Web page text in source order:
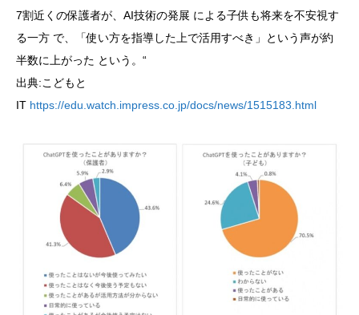
7割近くの保護者が、AI技術の発展 による子供も将来を不安視す
る一方 で、「使い方を指導した上で活用すべき」という声が約
半数に上がった という。“
出典:こどもと
IT https://edu.watch.impress.co.jp/docs/news/1515183.html